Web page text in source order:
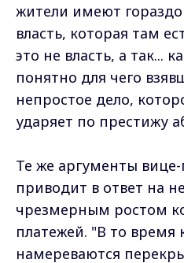
жители имеют
власть, которая там
это не власть, а так...
понятно для чего
непростое дело,
ударяет по престижу
Те же аргументы вице-
приводит в ответ на
чрезмерным ростом
платежей. "В то время
намереваются